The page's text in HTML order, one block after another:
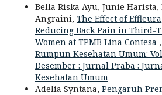
Bella Riska Ayu, Junie
Angraini, The Effect of
Reducing Back Pain in Third-
Women at TPMB Lina Contesa ,
Rumpun Kesehatan Umum:
Desember : Jurnal Praba :
Kesehatan Umum
Adelia Syntana, Pengaruh